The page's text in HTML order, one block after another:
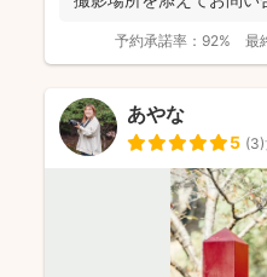
予約承諾率： 92% 最
あやな
5 (3)